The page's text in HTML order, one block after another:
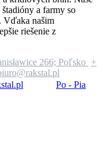
a farmy so
Vďaka našim
riešenie z
266; Poľsko +
Po - Pia